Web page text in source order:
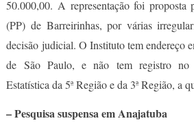
50.000,00. A representação foi proposta
(PP) de Barreirinhas, por várias
decisão judicial. O Instituto tem endereço
de São Paulo, e não tem registro no
Estatística da 5ª Região e da 3ª Região, a
– Pesquisa suspensa em Anajatuba